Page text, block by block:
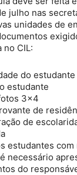
julho nas
unidades de
no CIL:
do estudante
estudante
3×4
de
de
estudantes com
necessário
do